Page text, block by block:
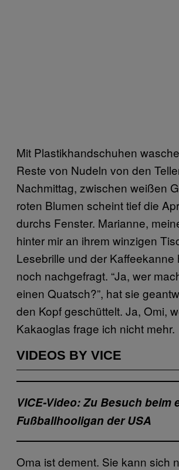
Mit Plastikhandschuhen
Reste von Nudeln von den
Nachmittag, zwischen weißen
roten Blumen scheint tief die
durchs Fenster. Marianne,
hinter mir an ihrem winzigen
Lesebrille und der Kaffeekanne
noch nachgefragt. “Ja, wer
einen Quatsch?”, hat sie
den Kopf geschüttelt. Ja, Omi,
Kakaoglas frage ich nicht mehr.
VIDEOS BY VICE
VICE-Video: Zu Besuch beim
Fußballhooligan der USA
Oma ist dement. Sie kann sich